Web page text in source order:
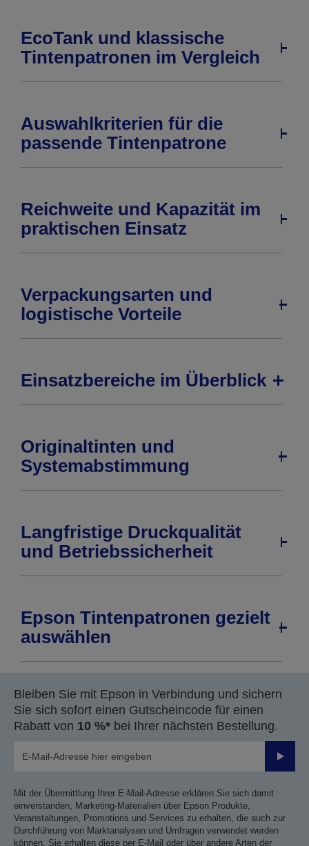
EcoTank und klassische
Tintenpatronen im Vergleich
Auswahlkriterien für die
passende Tintenpatrone
Reichweite und Kapazität im
praktischen Einsatz
Verpackungsarten und
logistische Vorteile
Einsatzbereiche im Überblick
Originaltinten und
Systemabstimmung
Langfristige Druckqualität
und Betriebssicherheit
Epson Tintenpatronen gezielt
auswählen
Bleiben Sie mit Epson in Verbindung und sichern
Sie sich sofort einen Gutscheincode für einen
Rabatt von 10 %* bei Ihrer nächsten Bestellung.
Mit der Übermittlung Ihrer E-Mail-Adresse erklären Sie sich damit
einverstanden, Marketing-Materialien über Epson Produkte,
Veranstaltungen, Promotions und Services zu erhalten, die auch zur
Durchführung von Marktanalysen und Umfragen verwendet werden
können. Sie erhalten diese per E-Mail oder über andere Arten der